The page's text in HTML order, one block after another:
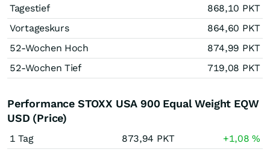
Tagestief
868,10 PKT
Vortageskurs
864,60 PKT
52-Wochen Hoch
874,99 PKT
52-Wochen Tief
719,08 PKT
Performance STOXX USA 900 Equal Weight EQW
USD (Price)
1 Tag 873,94 PKT +1,08%